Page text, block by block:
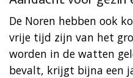
De Noren hebben ook
vrije tijd zijn van het
worden in de watten
bevalt, krijgt bijna een